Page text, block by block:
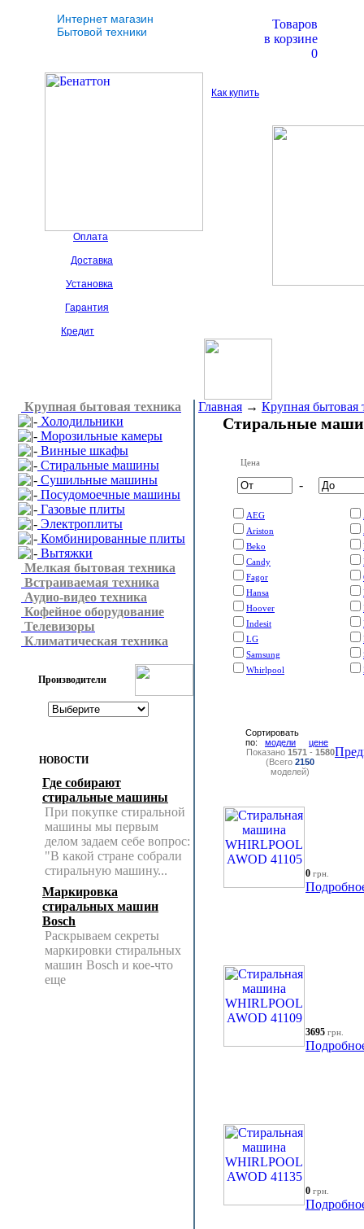
Интернет магазин
Бытовой техники
Товаров
в корзине
0
Как купить
Оплата
Доставка
Установка
Гарантия
Кредит
Крупная бытовая техника
Холодильники
Морозильные камеры
Винные шкафы
Стиральные машины
Сушильные машины
Посудомоечные машины
Газовые плиты
Электроплиты
Комбинированные плиты
Вытяжки
Мелкая бытовая техника
Встраиваемая техника
Аудио-видео техника
Кофейное оборудование
Телевизоры
Климатическая техника
Производители
НОВОСТИ
Где собирают
стиральные машины
При покупке стиральной
машины мы первым
делом задаем себе вопрос:
"В какой стране собрали
стиральную машину...
Маркировка
стиральных машин
Bosch
Раскрываем секреты
маркировки стиральных
машин Bosch и кое-что
еще
Главная → Крупная бытовая
Стиральные
Цена
-
AEG
Ariston
Beko
Candy
Fagor
Hansa
Hoover
Indesit
LG
Samsung
Whirlpool
Сортировать
по: модели
цене
Показано 1571 - 1580
(Всего 2150
моделей)
0 грн.
3695 грн.
0 грн.